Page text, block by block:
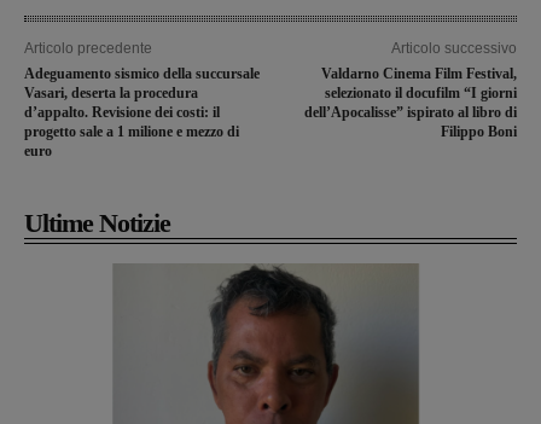
Articolo precedente
Adeguamento sismico della succursale
Vasari, deserta la procedura
d’appalto. Revisione dei costi: il
progetto sale a 1 milione e mezzo di
euro
Articolo successivo
Valdarno Cinema Film Festival,
selezionato il docufilm “I giorni
dell’Apocalisse” ispirato al libro di
Filippo Boni
Ultime Notizie